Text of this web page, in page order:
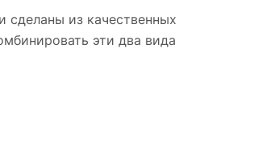
сделаны из качественных
эти два вида